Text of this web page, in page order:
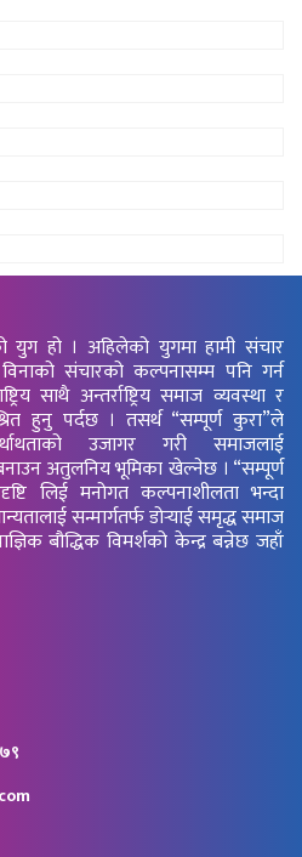
युग हो । अहिलेको युगमा हामी संचार
संचारको कल्पनासम्म पनि गर्न
साथै अन्तर्राष्ट्रिय समाज व्यवस्था र
हुनु पर्दछ । तसर्थ “सम्पूर्ण कुरा”ले
उजागर गरी समाजलाई
अतुलनिय भूमिका खेल्नेछ । “सम्पूर्ण
लिई मनोगत कल्पनाशीलता भन्दा
सन्मार्गतर्फ डोर्‍याई समृद्ध समाज
बौद्धिक विमर्शको केन्द्र बन्नेछ जहाँ